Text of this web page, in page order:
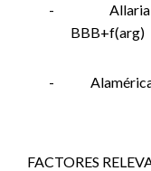
-
BBB+f(arg)
-
FACTORES